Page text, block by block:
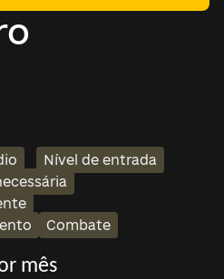
Nível de entrada
Combate
mês